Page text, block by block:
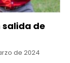
salida de
de 2024